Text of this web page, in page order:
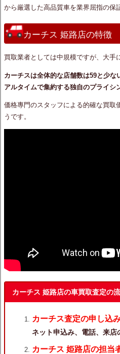
から厳選した高品質車を業界屈指の保
カーチス 姫路店の特徴
買取業者としては中規模ですが、大
カーチスは全体的な店舗数は59と少
アルタイムで集約する独自のプライシ
価格專門のスタッフによる的確な買取
うです。
カーチス 姫路店の車買取査定の
カーチス査定の申し込
ネット申込み、電話、来
カーチス 姫路店の担当